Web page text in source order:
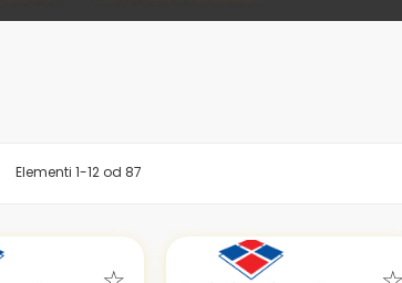
Elementi 1-12 od 87